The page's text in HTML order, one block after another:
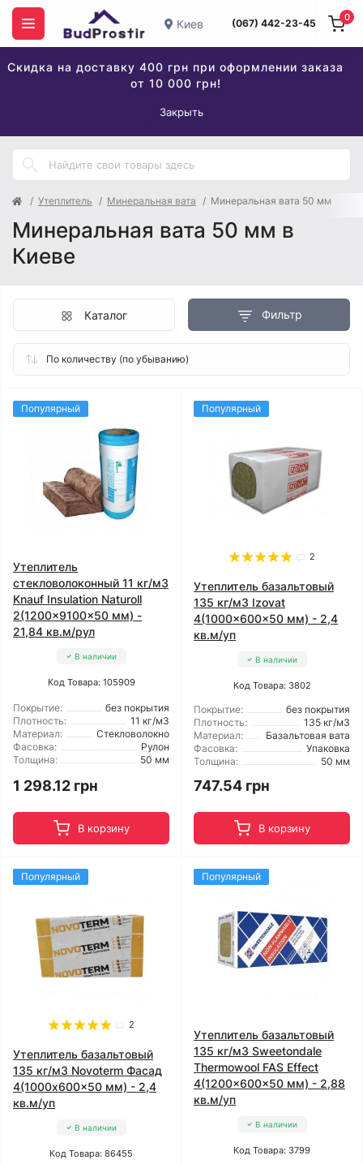
Киев (067) 442-23-45
Скидка на доставку 400 грн при оформлении заказа
от 10 000 грн!
Закрыть
0
Утеплитель Минеральная вата Минеральная вата 50 мм
Минеральная вата 50 мм в
Киеве
Фильтр
Каталог
Популярный
Утеплитель
стекловолоконный 11 кг/м3
Knauf Insulation Naturoll
2(1200x9100x50 мм) -
21,84 кв.м/рул
В наличии
Код Товара: 105909
Покрытие:
без покрытия
Плотность:
11 кг/м3
Материал:
Стекловолокно
Фасовка:
Рулон
Толщина:
50 мм
1 298.12 грн
В корзину
Популярный
2
Утеплитель базальтовый
135 кг/м3 Izovat
4(1000x600x50 мм) - 2,4
кв.м/уп
В наличии
Код Товара: 3802
Покрытие:
без покрытия
Плотность:
135 кг/м3
Материал:
Базальтовая вата
Фасовка:
Упаковка
Толщина:
50 мм
747.54 грн
В корзину
Популярный
2
Утеплитель базальтовый
135 кг/м3 Novoterm Фасад
4(1000x600x50 мм) - 2,4
кв.м/уп
В наличии
Код Товара: 86455
Популярный
Утеплитель базальтовый
135 кг/м3 Sweetondale
Thermowool FAS Effect
4(1200x600x50 мм) - 2,88
кв.м/уп
В наличии
Код Товара: 3799